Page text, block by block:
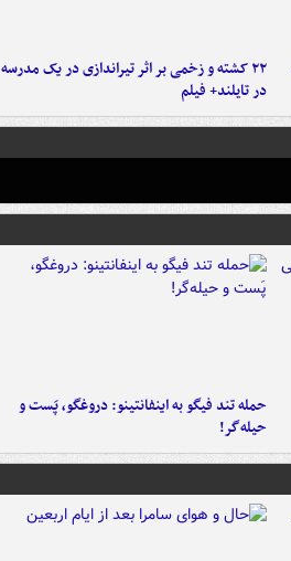
۲۲ کشته و زخمی بر اثر تیراندازی در یک مدرسه
در تایلند+ فیلم
حمله تند فیگو به اینفانتینو: دروغگو، پَست‌ و
حیله‌گر!